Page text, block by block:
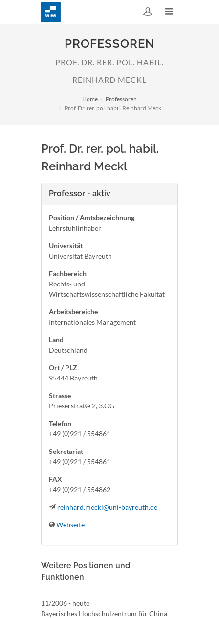
PROFESSOREN
PROF. DR. RER. POL. HABIL.
REINHARD MECKL
Home
Professoren
Prof. Dr. rer. pol. habil. Reinhard Meckl
Prof. Dr. rer. pol. habil.
Reinhard Meckl
Professor - aktiv
Position / Amtsbezeichnung
Lehrstuhlinhaber
Universität
Universität Bayreuth
Fachbereich
Rechts- und
Wirtschaftswissenschaftliche Fakultät
Arbeitsbereiche
Internationales Management
Land
Deutschland
Ort / PLZ
95444 Bayreuth
Strasse
Prieserstraße 2, 3.OG
Telefon
+49 (0)921 / 554861
Sekretariat
+49 (0)921 / 554861
FAX
+49 (0)921 / 554862
reinhard.meckl@uni-bayreuth.de
Webseite
Weitere Positionen und
Funktionen
11/2006 - heute
Bayerisches Hochschulzentrum für China